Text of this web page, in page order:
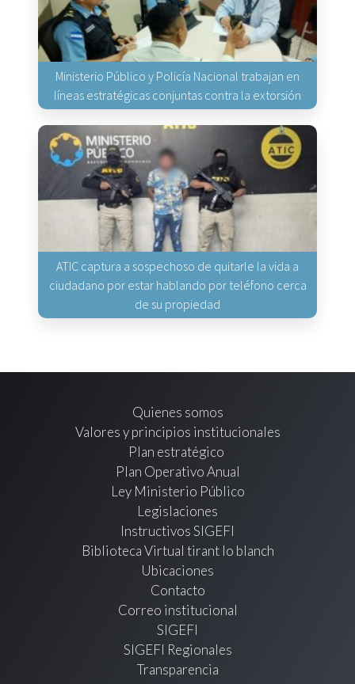
Ministerio Público y Policía Nacional trabajan en
líneas estratégicas conjuntas contra la extorsión
ATIC captura a sospechoso de quitarle la vida a
ciudadano por estar hablando por teléfono cerca
de su propiedad
Quienes somos
Valores y principios institucionales
Plan estratégico
Plan Operativo Anual
Ley Ministerio Público
Legislaciones
Instructivos SIGEFI
Biblioteca Virtual tirant lo blanch
Ubicaciones
Contacto
Correo institucional
SIGEFI
SIGEFI Regionales
Transparencia